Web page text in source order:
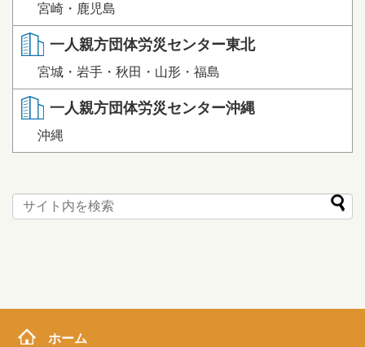
宮崎・鹿児島
一人親方団体労災センター東北
宮城・岩手・秋田・山形・福島
一人親方団体労災センター沖縄
沖縄
ホーム